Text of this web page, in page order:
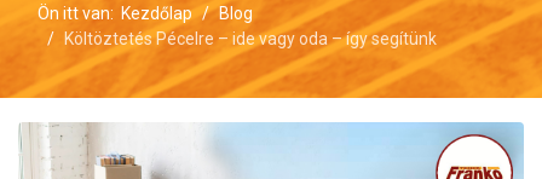
Ön itt van: Kezdőlap
Blog
Költöztetés Pécelre – ide vagy oda – így segítünk